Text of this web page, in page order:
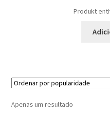
Produkt
Apenas um resultado